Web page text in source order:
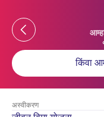
Previous
किंवा
अस्वीकरण